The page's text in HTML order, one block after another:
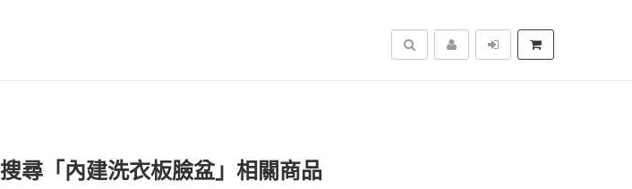
搜尋
搜尋「內建洗衣板臉盆」相關商品